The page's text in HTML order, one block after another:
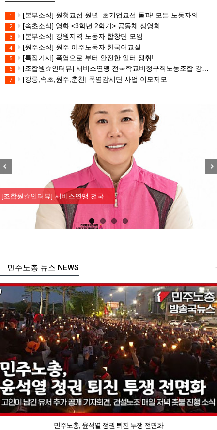
1 [본부소식] 원청교섭 원년. 초기업교섭 돌파! 모든 노동자의 노동기본권 쟁취! 민주노총 7.15 총파업대회
2 [속초소식] 영화 <3학년 2학기> 공동체 상영회
3 [본부소식] 강원지역 노동자 합창단 모임
4 [원주소식] 원주 이주노동자 한국어교실
5 [특집기사] 폭염으로 부터 안전한 일터 쟁취!
6 [조합원☆인터뷰] 서비스연맹 전국학교비정규직노동조합 강원지부 김유미 춘천지회장
7 [강릉,속초,원주,춘천] 폭염감시단 사업 이모저모
[조합원☆인터뷰] 서비스연맹 전국…
주노총 뉴스 NEWS
민주노총, 윤석열 정권 퇴진 투쟁 전면화